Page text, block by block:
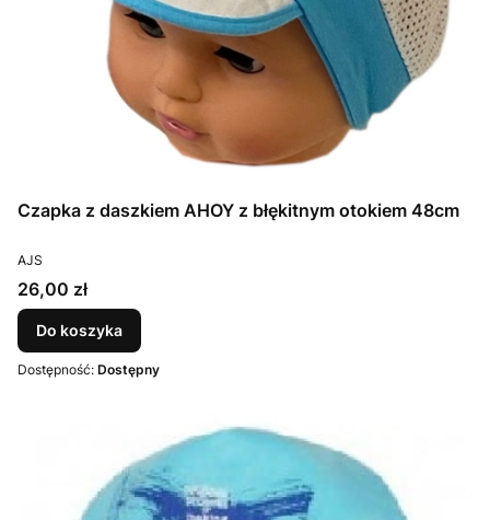
Czapka z daszkiem AHOY z błękitnym otokiem 48cm
PRODUCENT
AJS
Cena
26,00 zł
Do koszyka
Dostępność: Dostępny